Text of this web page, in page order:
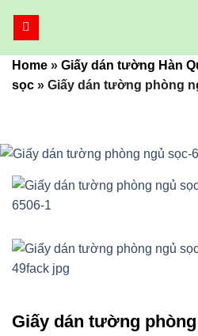
dungHome » Giấy dán tường Hàn
sọc » Giấy dán tường phòng
Giấy dán tường